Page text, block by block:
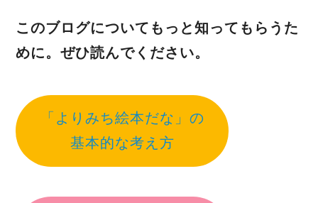
このブログについてもっと知ってもらうた
めに。ぜひ読んでください。
「よりみち絵本だな」の
基本的な考え方